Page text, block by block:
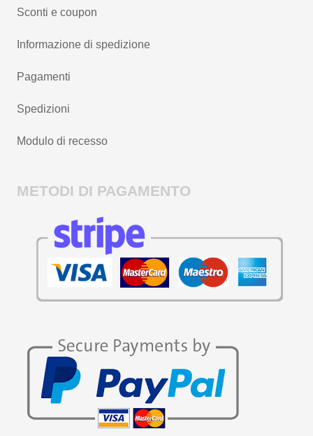
Sconti e coupon
Informazione di spedizione
Pagamenti
Spedizioni
Modulo di recesso
METODI DI PAGAMENTO